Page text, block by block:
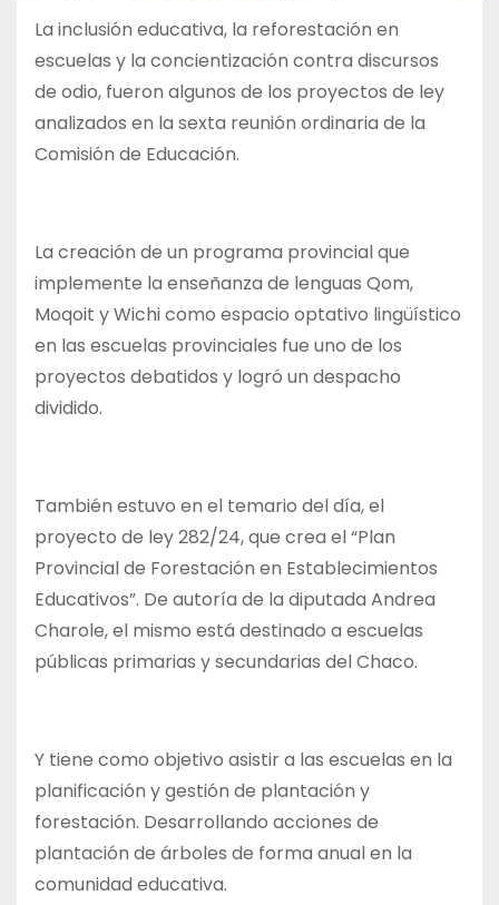
La inclusión educativa, la reforestación en
escuelas y la concientización contra discursos
de odio, fueron algunos de los proyectos de ley
analizados en la sexta reunión ordinaria de la
Comisión de Educación.
La creación de un programa provincial que
implemente la enseñanza de lenguas Qom,
Moqoit y Wichi como espacio optativo lingüístico
en las escuelas provinciales fue uno de los
proyectos debatidos y logró un despacho
dividido.
También estuvo en el temario del día, el
proyecto de ley 282/24, que crea el “Plan
Provincial de Forestación en Establecimientos
Educativos”. De autoría de la diputada Andrea
Charole, el mismo está destinado a escuelas
públicas primarias y secundarias del Chaco.
Y tiene como objetivo asistir a las escuelas en la
planificación y gestión de plantación y
forestación. Desarrollando acciones de
plantación de árboles de forma anual en la
comunidad educativa.